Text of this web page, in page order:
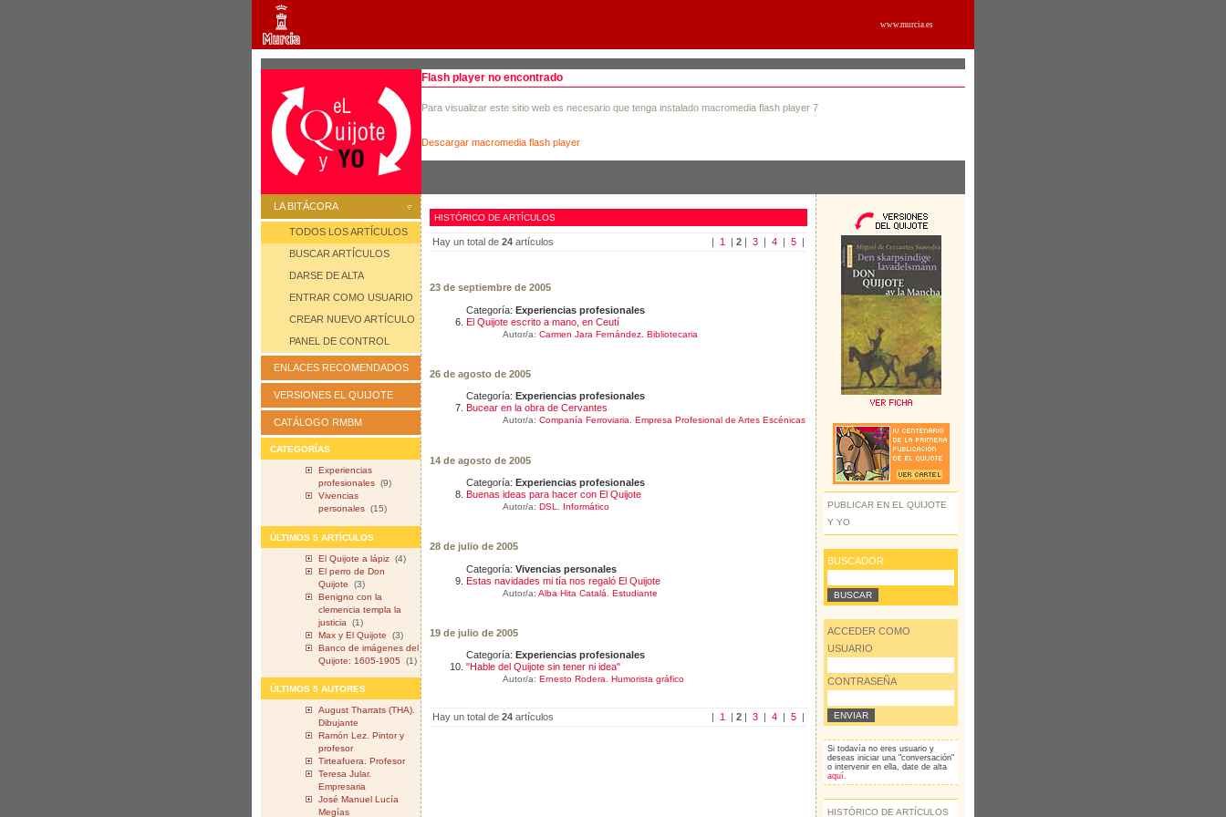
www.murcia.es
Flash player no encontrado
Para visualizar este sitio web es necesario que tenga instalado macromedia flash player 7
Descargar macromedia flash player
LA BITÁCORA
TODOS LOS ARTÍCULOS
BUSCAR ARTÍCULOS
DARSE DE ALTA
ENTRAR COMO USUARIO
CREAR NUEVO ARTÍCULO
PANEL DE CONTROL
ENLACES RECOMENDADOS
VERSIONES EL QUIJOTE
CATÁLOGO RMBM
CATEGORÍAS
Experiencias
profesionales (9)
Vivencias
personales (15)
ÚLTIMOS 5 ARTÍCULOS
El Quijote a lápiz (4)
El perro de Don
Quijote
(3)
Benigno con la
clemencia templa la
justicia
(1)
Max y El Quijote
(3)
Banco de imágenes del
Quijote: 1605-1905
(1)
ÚLTIMOS 5 AUTORES
August Tharrats (THA).
Dibujante
Ramón Lez. Pintor y
profesor
Tirteafuera. Profesor
Teresa Jular.
Empresaria
José Manuel Lucía
Megías
HISTÓRICO DE ARTÍCULOS
| 1 | 2 | 3 | 4 | 5 |
Hay un total de 24 artículos
23 de septiembre de 2005
Categoría: Experiencias profesionales
El Quijote escrito a mano, en Ceutí
Autor/a: Carmen Jara Fernández. Bibliotecaria
26 de agosto de 2005
Categoría: Experiencias profesionales
Bucear en la obra de Cervantes
Autor/a: Companía Ferroviaria. Empresa Profesional de Artes Escénicas
14 de agosto de 2005
Categoría: Experiencias profesionales
Buenas ideas para hacer con El Quijote
Autor/a: DSL. Informático
28 de julio de 2005
Categoría: Vivencias personales
Estas navidades mi tía nos regaló El Quijote
Autor/a: Alba Hita Catalá. Estudiante
19 de julio de 2005
Categoría: Experiencias profesionales
"Hable del Quijote sin tener ni idea"
Autor/a: Ernesto Rodera. Humorista gráfico
| 1 | 2 | 3 | 4 | 5 |
Hay un total de 24 artículos
PUBLICAR EN EL QUIJOTE
Y YO
BUSCADOR
ACCEDER COMO
USUARIO
CONTRASEÑA
Si todavía no eres usuario y
deseas iniciar una "conversación"
o intervenir en ella, date de alta
aquí.
HISTÓRICO DE ARTÍCULOS